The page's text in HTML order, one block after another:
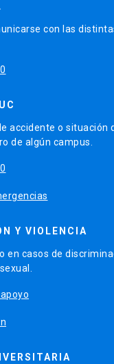
con las
accidente o situación
de algún campus.
Y VIOLENCIA
en casos de